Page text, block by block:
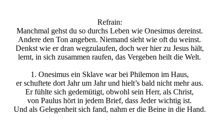
Refrain:
Manchmal gehst du so durchs Leben wie Onesimus dereinst.
Andere den Ton angeben. Niemand sieht wie oft du weinst.
Denkst wie er dran wegzulaufen, doch wer hier zu Jesus hält,
lernt, in sich zusammen raufen, das Vergeben heilt die Welt.
1. Onesimus ein Sklave war bei Philemon im Haus,
er schuftete dort Jahr um Jahr und hielt’s bald nicht mehr aus.
Er fühlte sich gedemütigt, obwohl sein Herr, als Christ,
von Paulus hört in jedem Brief, dass Jeder wichtig ist.
Und als Gelegenheit sich fand, nahm er die Beine in die Hand.